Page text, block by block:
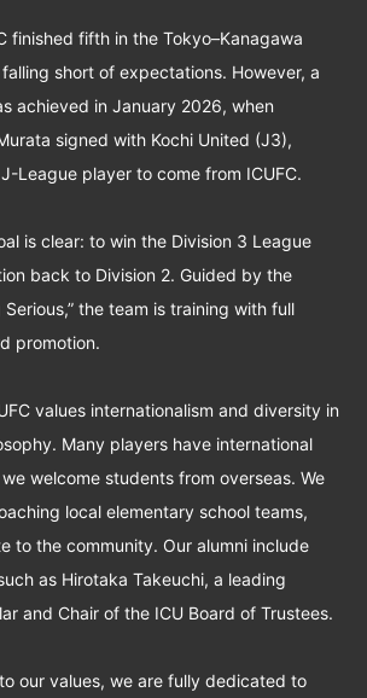
finished fifth in the Tokyo–Kanagawa
short of expectations. However, a
achieved in January 2026, when
signed with Kochi United (J3),
League player to come from ICUFC.
is clear: to win the Division 3 League
back to Division 2. Guided by the
Serious,” the team is training with full
promotion.
values internationalism and diversity in
Many players have international
welcome students from overseas. We
local elementary school teams,
to the community. Our alumni include
as Hirotaka Takeuchi, a leading
and Chair of the ICU Board of Trustees.
our values, we are fully dedicated to